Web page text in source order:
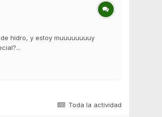
hidro, y estoy muuuuuuuuy
Toda la actividad